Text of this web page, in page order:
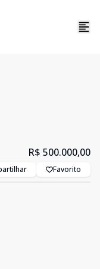
R$ 500.000,00
Favorito